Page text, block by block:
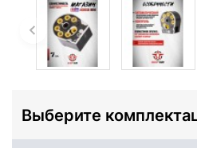
Выберите